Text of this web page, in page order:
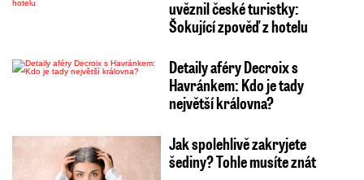
uvěznil české turistky:
Šokující zpověď z hotelu
Detaily aféry Decroix s
Havránkem: Kdo je tady
největší královna?
Jak spolehlivě zakryjete
šediny? Tohle musíte znát